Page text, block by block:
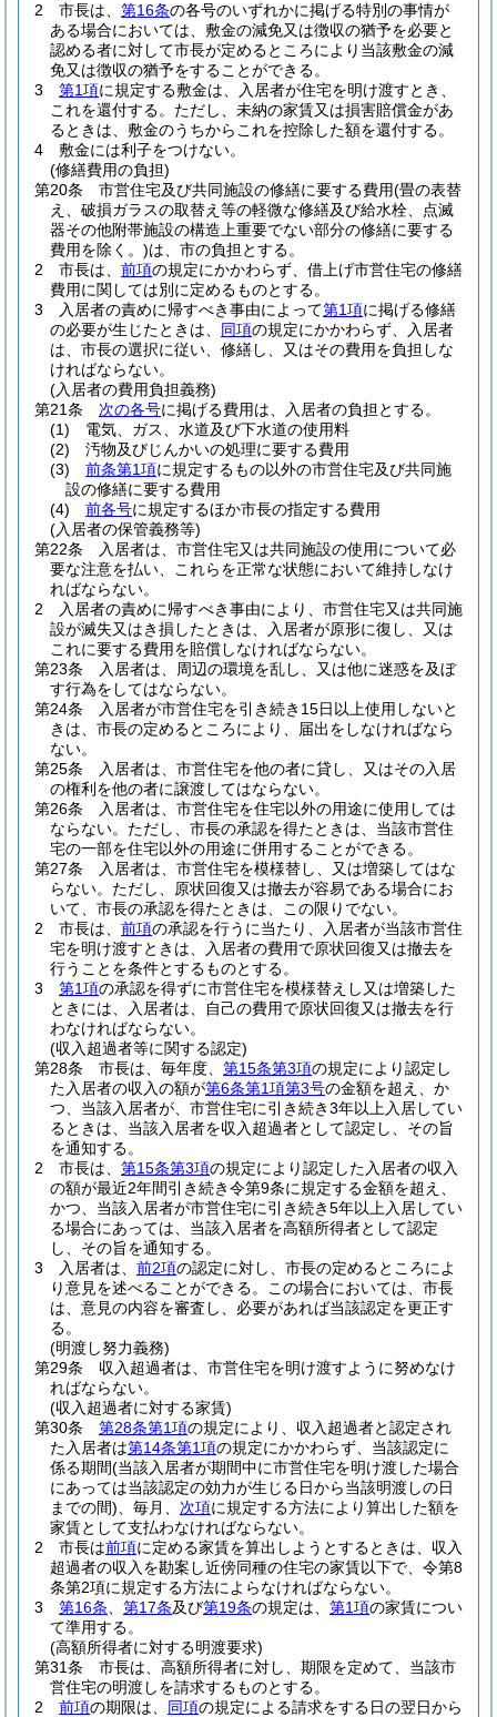
2
市長は、 第16条の各号のいずれかに掲げる特別の事情が
ある場合においては、敷金の減免又は徴収の猶予を必要と
認める者に対して市長が定めるところにより当該敷金の減
免又は徴収の猶予をすることができる。
3
第1項に規定する敷金は、入居者が住宅を明け渡すとき、
これを還付する。 ただし、未納の家賃又は損害賠償金があ
るときは、敷金のうちからこれを控除した額を還付する。
4
敷金には利子をつけない。
(修繕費用の負担)
第20条
市営住宅及び共同施設の修繕に要する費用(畳の表替
え、破損ガラスの取替え等の軽微な修繕及び給水栓、点滅
器その他附帯施設の構造上重要でない部分の修繕に要する
費用を除く。)は、市の負担とする。
2
市長は、 前項の規定にかかわらず、借上げ市営住宅の修繕
費用に関しては別に定めるものとする。
3
入居者の責めに帰すべき事由によって第1項に掲げる修繕
の必要が生じたときは、 同項の規定にかかわらず、入居者
は、市長の選択に従い、修繕し、又はその費用を負担しな
ければならない。
(入居者の費用負担義務)
第21条
次の各号に掲げる費用は、入居者の負担とする。
(1)
電気、ガス、水道及び下水道の使用料
(2)
汚物及びじんかいの処理に要する費用
(3)
前条第1項に規定するもの以外の市営住宅及び共同施
設の修繕に要する費用
(4)
前各号に規定するほか市長の指定する費用
(入居者の保管義務等)
第22条
入居者は、市営住宅又は共同施設の使用について必
要な注意を払い、これらを正常な状態において維持しなけ
ればならない。
2
入居者の責めに帰すべき事由により、市営住宅又は共同施
設が滅失又はき損したときは、入居者が原形に復し、又は
これに要する費用を賠償しなければならない。
第23条
入居者は、周辺の環境を乱し、又は他に迷惑を及ぼ
す行為をしてはならない。
第24条
入居者が市営住宅を引き続き15日以上使用しないと
きは、市長の定めるところにより、届出をしなければなら
ない。
第25条
入居者は、市営住宅を他の者に貸し、又はその入居
の権利を他の者に譲渡してはならない。
第26条
入居者は、市営住宅を住宅以外の用途に使用しては
ならない。 ただし、市長の承認を得たときは、当該市営住
宅の一部を住宅以外の用途に併用することができる。
第27条
入居者は、市営住宅を模様替し、又は増築してはな
らない。 ただし、原状回復又は撤去が容易である場合にお
いて、市長の承認を得たときは、この限りでない。
2
市長は、 前項の承認を行うに当たり、入居者が当該市営住
宅を明け渡すときは、入居者の費用で原状回復又は撤去を
行うことを条件とするものとする。
3
第1項の承認を得ずに市営住宅を模様替えし又は増築した
ときには、入居者は、自己の費用で原状回復又は撤去を行
わなければならない。
(収入超過者等に関する認定)
第28条
市長は、毎年度、 第15条第3項の規定により認定し
た入居者の収入の額が第6条第1項第3号の金額を超え、か
つ、当該入居者が、市営住宅に引き続き3年以上入居してい
るときは、当該入居者を収入超過者として認定し、その旨
を通知する。
2
市長は、 第15条第3項の規定により認定した入居者の収入
の額が最近2年間引き続き令第9条に規定する金額を超え、
かつ、当該入居者が市営住宅に引き続き5年以上入居してい
る場合にあっては、当該入居者を高額所得者として認定
し、その旨を通知する。
3
入居者は、 前2項の認定に対し、市長の定めるところによ
り意見を述べることができる。
この場合においては、市長
は、意見の内容を審査し、必要があれば当該認定を更正す
る。
(明渡し努力義務)
第29条
収入超過者は、市営住宅を明け渡すように努めなけ
ればならない。
(収入超過者に対する家賃)
第30条
第28条第1項の規定により、収入超過者と認定され
た入居者は第14条第1項の規定にかかわらず、当該認定に
係る期間(当該入居者が期間中に市営住宅を明け渡した場合
にあっては当該認定の効力が生じる日から当該明渡しの日
までの間) 、毎月、 次項に規定する方法により算出した額を
家賃として支払わなければならない。
2
市長は前項に定める家賃を算出しようとするときは、収入
超過者の収入を勘案し近傍同種の住宅の家賃以下で、令第8
条第2項に規定する方法によらなければならない。
3
第16条 第17条及び第19条の規定は、 第1項の家賃につい
て準用する。
(高額所得者に対する明渡要求)
第31条
市長は、高額所得者に対し、期限を定めて、当該市
営住宅の明渡しを請求するものとする。
2
前項の期限は、 同項の規定による請求をする日の翌日から